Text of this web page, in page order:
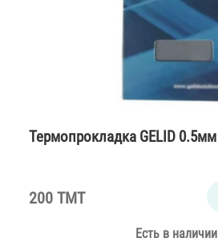
Термопрокладка GELID 0.5мм
200 TMT
Есть в наличии